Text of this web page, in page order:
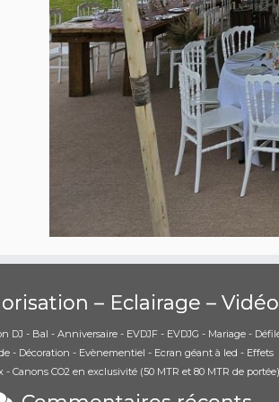
– Eclairage – Vidéo
DJ - Bal - Anniversaire - EVDJF - EVDJG - Mariage -
- Décoration - Evènementiel - Ecran géant à led - Effets
- Canons CO2 en exclusivité (50 MTR et 80 MTR de portée)